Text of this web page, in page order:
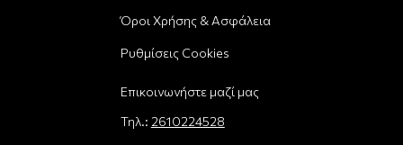
Όροι Χρήσης & Ασφάλεια
Ρυθμίσεις Cookies
Επικοινωνήστε μαζί μας
Τηλ.: 2610224528